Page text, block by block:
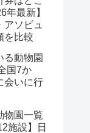
年最新】
アソビュ
を比較
る動物園
国7か
会いに行
物園一覧
施設】日